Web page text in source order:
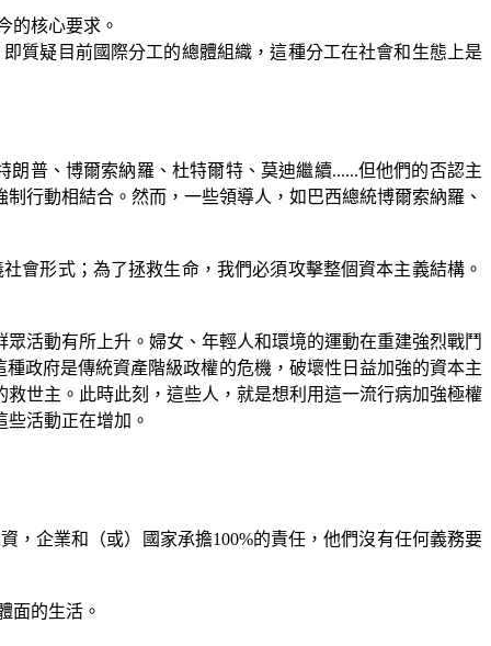
的核心要求。
質疑目前國際分工的總體組織，這種分工在社會和生態上是
朗普、博爾索納羅、杜特爾特、莫迪繼續......但他們的否認主
行動相結合。然而，一些領導人，如巴西總統博爾索納羅、
會形式；為了拯救生命，我們必須攻擊整個資本主義結構。
眾活動有所上升。婦女、年輕人和環境的運動在重建強烈戰鬥
政府是傳統資產階級政權的危機，破壞性日益加強的資本主
世主。此時此刻，這些人，就是想利用這一流行病加強極權
活動正在增加。
，企業和（或）國家承擔100%的責任，他們沒有任何義務要
面的生活。